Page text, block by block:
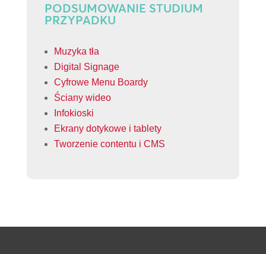
PODSUMOWANIE STUDIUM
PRZYPADKU
Muzyka tła
Digital Signage
Cyfrowe Menu Boardy
Ściany wideo
Infokioski
Ekrany dotykowe i tablety
Tworzenie contentu i CMS